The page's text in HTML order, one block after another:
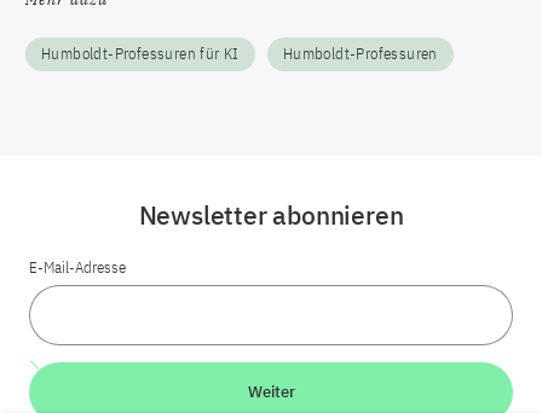
Humboldt-Professuren für KI Humboldt-Professuren
Newsletter abonnieren
E-Mail-Adresse
Weiter